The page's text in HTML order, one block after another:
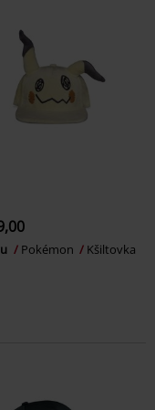
Pokémon Kšiltovka